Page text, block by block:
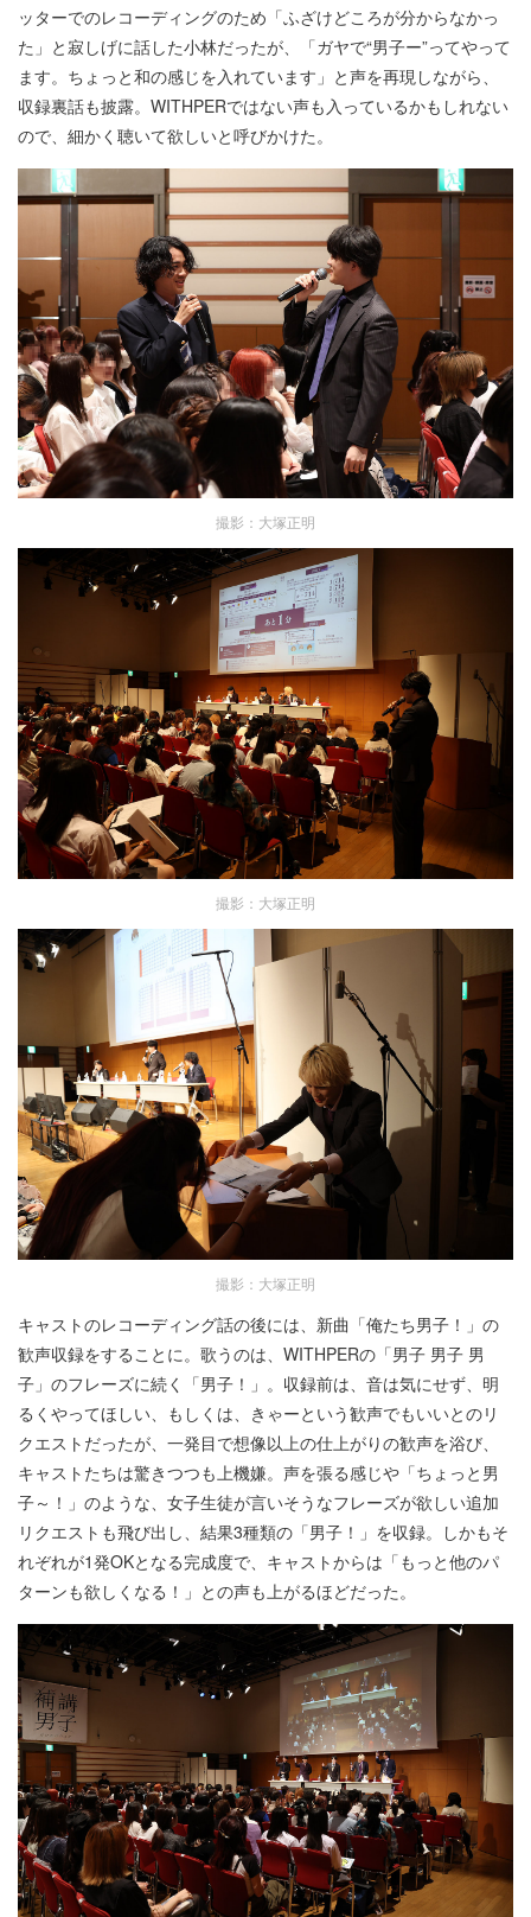
ッターでのレコーディングのため「ふざけどころが分からなかっ
た」と寂しげに話した小林だったが、「ガヤで“男子ー”ってやって
ます。ちょっと和の感じを入れています」と声を再現しながら、
収録裏話も披露。WITHPERではない声も入っているかもしれない
ので、細かく聴いて欲しいと呼びかけた。
撮影：大塚正明
撮影：大塚正明
撮影：大塚正明
キャストのレコーディング話の後には、新曲「俺たち男子！」の
歓声収録をすることに。歌うのは、WITHPERの「男子 男子 男
子」のフレーズに続く「男子！」。収録前は、音は気にせず、明
るくやってほしい、もしくは、きゃーという歓声でもいいとのリ
クエストだったが、一発目で想像以上の仕上がりの歓声を浴び、
キャストたちは驚きつつも上機嫌。声を張る感じや「ちょっと男
子～！」のような、女子生徒が言いそうなフレーズが欲しい追加
リクエストも飛び出し、結果3種類の「男子！」を収録。しかもそ
れぞれが1発OKとなる完成度で、キャストからは「もっと他のパ
ターンも欲しくなる！」との声も上がるほどだった。